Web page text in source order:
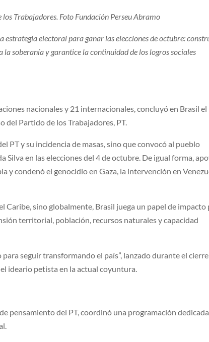
Trabajadores. Foto Fundación Perseu Abramo
estrategia electoral para ganar las elecciones de octubre:
soberanía y garantice la continuidad de los logros sociales
nacionales y 21 internacionales, concluyó en Brasil el
del Partido de los Trabajadores, PT.
PT y su incidencia de masas, sino que convocó al pueblo
Silva en las elecciones del 4 de octubre. De igual forma,
y condenó el genocidio en Gaza, la intervención en
Caribe, sino globalmente, Brasil juega un papel de impacto
territorial, población, recursos naturales y capacidad
seguir transformando el país”, lanzado durante el
ideario petista en la actual coyuntura.
pensamiento del PT, coordinó una programación